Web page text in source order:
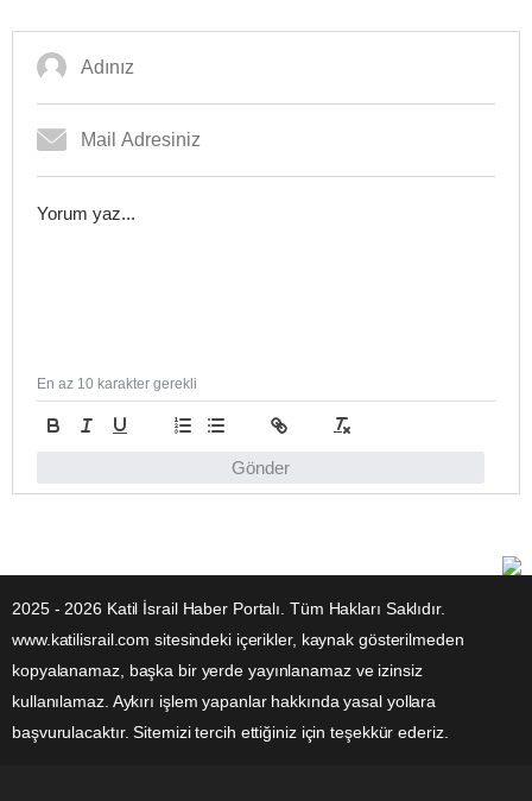
Gönder
En az 10 karakter gerekli
2025 - 2026 Katil İsrail Haber Portalı. Tüm Hakları Saklıdır.
www.katilisrail.com sitesindeki içerikler, kaynak gösterilmeden
kopyalanamaz, başka bir yerde yayınlanamaz ve izinsiz
kullanılamaz. Aykırı işlem yapanlar hakkında yasal yollara
başvurulacaktır. Sitemizi tercih ettiğiniz için teşekkür ederiz.